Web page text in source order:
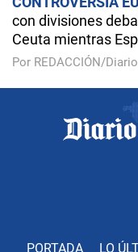
con divisiones
Ceuta mientras
Por REDACCIÓN/
PORTADA LO